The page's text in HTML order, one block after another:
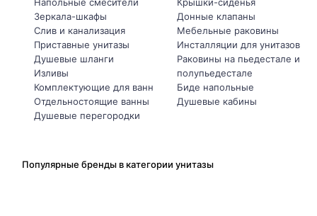
Зеркала-шкафы
Слив и канализация
Приставные унитазы
Душевые шланги
Изливы
Комплектующие для ванн
Отдельностоящие ванны
Душевые перегородки
Донные клапаны
Мебельные раковины
Инсталляции для унитазов
Раковины на пьедестале и
полупьедестале
Биде напольные
Душевые кабины
Популярные бренды в категории унитазы